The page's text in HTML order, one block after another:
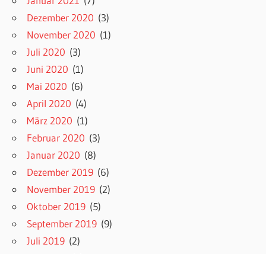
Dezember 2020 (3)
November 2020 (1)
Juli 2020 (3)
Juni 2020 (1)
Mai 2020 (6)
April 2020 (4)
März 2020 (1)
Februar 2020 (3)
Januar 2020 (8)
Dezember 2019 (6)
November 2019 (2)
Oktober 2019 (5)
September 2019 (9)
Juli 2019 (2)